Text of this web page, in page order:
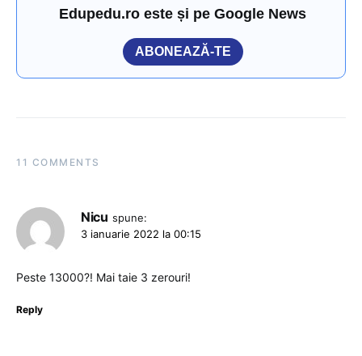
Edupedu.ro este și pe Google News
ABONEAZĂ-TE
11 COMMENTS
Nicu spune:
3 ianuarie 2022 la 00:15
Peste 13000?! Mai taie 3 zerouri!
Reply